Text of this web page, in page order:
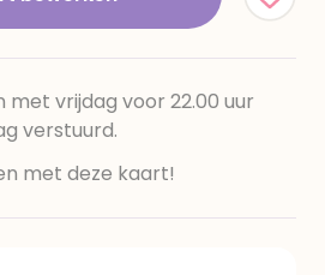
met vrijdag voor 22.00 uur
verstuurd.
met deze kaart!